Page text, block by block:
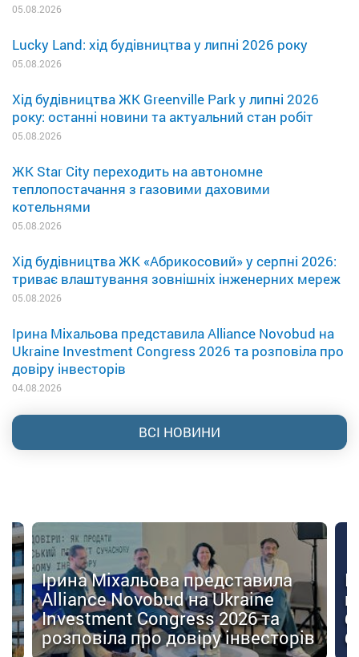
05.08.2026
Lucky Land: хід будівництва у липні 2026 року
05.08.2026
Хід будівництва ЖК Greenville Park у липні 2026
року: останні новини та актуальний стан робіт
05.08.2026
ЖК Star City переходить на автономне
теплопостачання з газовими даховими
котельнями
05.08.2026
Хід будівництва ЖК «Абрикосовий» у серпні 2026:
триває влаштування зовнішніх інженерних мереж
05.08.2026
Ірина Міхальова представила Alliance Novobud на
Ukraine Investment Congress 2026 та розповіла про
довіру інвесторів
04.08.2026
ВСІ НОВИНИ
Ірина Міхальова представила
Alliance Novobud на Ukraine
Investment Congress 2026 та
розповіла про довіру інвесторів